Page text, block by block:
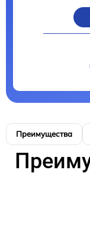
Преимущества